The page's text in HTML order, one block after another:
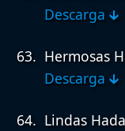
Descarga 🡳
Hermosas
Descarga 🡳
Lindas